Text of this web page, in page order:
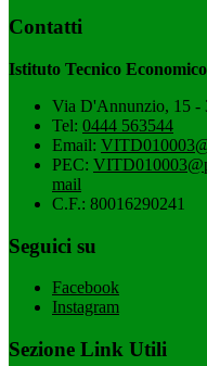
Contatti
Istituto Tecnico
Via D'Annunzio, 15 -
Tel: 0444 563544
Email:
PEC:
mail
C.F.: 80016290241
Seguici su
Facebook
Instagram
Sezione Link Utili